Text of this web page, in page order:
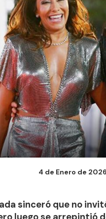
4 de Enero de
sinceró que no